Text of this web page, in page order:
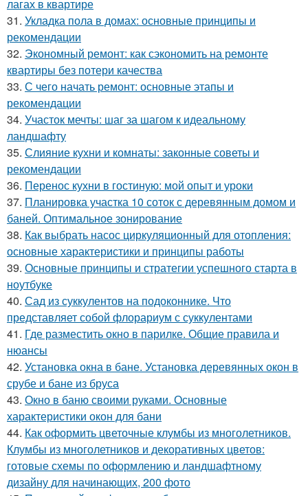
лагах в квартире
31. Укладка пола в домах: основные принципы и
рекомендации
32. Экономный ремонт: как сэкономить на ремонте
квартиры без потери качества
33. С чего начать ремонт: основные этапы и
рекомендации
34. Участок мечты: шаг за шагом к идеальному
ландшафту
35. Слияние кухни и комнаты: законные советы и
рекомендации
36. Перенос кухни в гостиную: мой опыт и уроки
37. Планировка участка 10 соток с деревянным домом и
баней. Оптимальное зонирование
38. Как выбрать насос циркуляционный для отопления:
основные характеристики и принципы работы
39. Основные принципы и стратегии успешного старта в
ноутбуке
40. Сад из суккулентов на подоконнике. Что
представляет собой флорариум с суккулентами
41. Где разместить окно в парилке. Общие правила и
нюансы
42. Установка окна в бане. Установка деревянных окон в
срубе и бане из бруса
43. Окно в баню своими руками. Основные
характеристики окон для бани
44. Как оформить цветочные клумбы из многолетников.
Клумбы из многолетников и декоративных цветов:
готовые схемы по оформлению и ландшафтному
дизайну для начинающих, 200 фото